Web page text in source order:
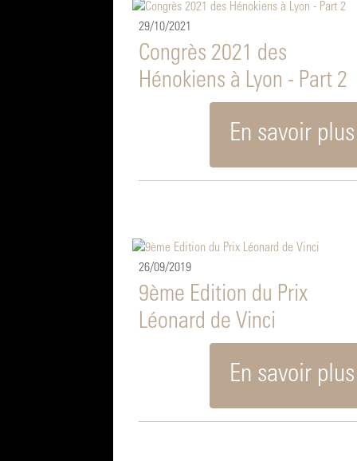
29/10/2021
Congrès 2021 des
Hénokiens à Lyon - Part 2
En savoir plus
26/09/2019
9ème Edition du Prix
Léonard de Vinci
En savoir plus